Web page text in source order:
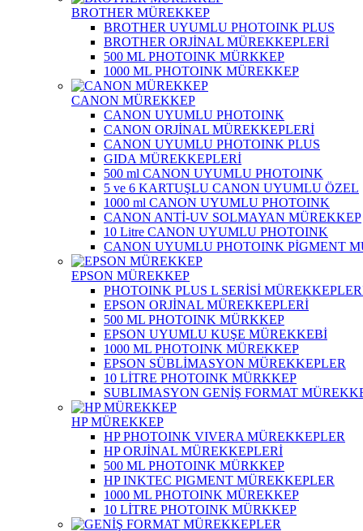
BROTHER MÜREKKEP
BROTHER UYUMLU PHOTOINK PLUS
BROTHER ORJİNAL MÜREKKEPLERİ
500 ML PHOTOINK MÜRKKEP
1000 ML PHOTOINK MÜREKKEP
CANON MÜREKKEP
CANON UYUMLU PHOTOINK
CANON ORJİNAL MÜREKKEPLERİ
CANON UYUMLU PHOTOINK PLUS
GIDA MÜREKKEPLERİ
500 ml CANON UYUMLU PHOTOINK
5 ve 6 KARTUŞLU CANON UYUMLU ÖZEL
1000 ml CANON UYUMLU PHOTOINK
CANON ANTİ-UV SOLMAYAN MÜREKKEP
10 Litre CANON UYUMLU PHOTOINK
CANON UYUMLU PHOTOINK PİGMENT
EPSON MÜREKKEP
PHOTOINK PLUS L SERİSİ
EPSON ORJİNAL MÜREKKEPLERİ
500 ML PHOTOINK MÜRKKEP
EPSON UYUMLU KUŞE MÜREKKEBİ
1000 ML PHOTOINK MÜREKKEP
EPSON SÜBLİMASYON MÜREKKEPLER
10 LİTRE PHOTOINK MÜRKKEP
SUBLIMASYON GENİŞ FORMAT
HP MÜREKKEP
HP PHOTOINK VIVERA MÜREKKEPLER
HP ORJİNAL MÜREKKEPLERİ
500 ML PHOTOINK MÜRKKEP
HP INKTEC PIGMENT MÜREKKEPLER
1000 ML PHOTOINK MÜREKKEP
10 LİTRE PHOTOINK MÜRKKEP